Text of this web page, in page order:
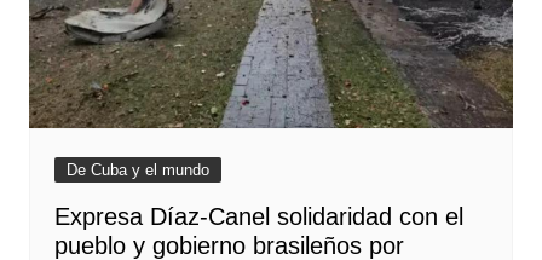
De Cuba y el mundo
Expresa Díaz-Canel solidaridad con el
pueblo y gobierno brasileños por